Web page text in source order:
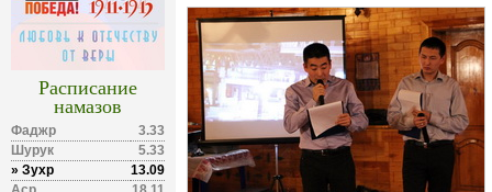
Расписание
намазов
Фаджр
3.33
Шурук
5.33
» Зухр
13.09